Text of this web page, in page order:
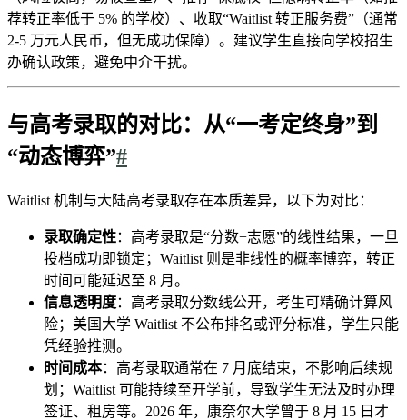
荐转正率低于 5% 的学校）、收取“Waitlist 转正服务费”（通常
2-5 万元人民币，但无成功保障）。建议学生直接向学校招生
办确认政策，避免中介干扰。
与高考录取的对比：从“一考定终身”到
“动态博弈”#
Waitlist 机制与大陆高考录取存在本质差异，以下为对比：
录取确定性：高考录取是“分数+志愿”的线性结果，一旦
投档成功即锁定；Waitlist 则是非线性的概率博弈，转正
时间可能延迟至 8 月。
信息透明度：高考录取分数线公开，考生可精确计算风
险；美国大学 Waitlist 不公布排名或评分标准，学生只能
凭经验推测。
时间成本：高考录取通常在 7 月底结束，不影响后续规
划；Waitlist 可能持续至开学前，导致学生无法及时办理
签证、租房等。2026 年，康奈尔大学曾于 8 月 15 日才